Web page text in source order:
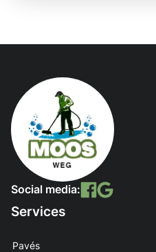
Social media:
Services
Pavés